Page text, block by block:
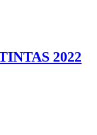
2022